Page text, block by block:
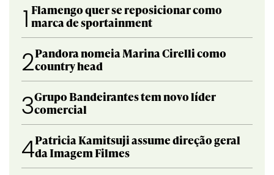
1 Flamengo quer se reposicionar como
marca de sportainment
2Pandora nomeia Marina Cirelli como
country head
3Grupo Bandeirantes tem novo líder
comercial
4Patricia Kamitsuji assume direção geral
da Imagem Filmes